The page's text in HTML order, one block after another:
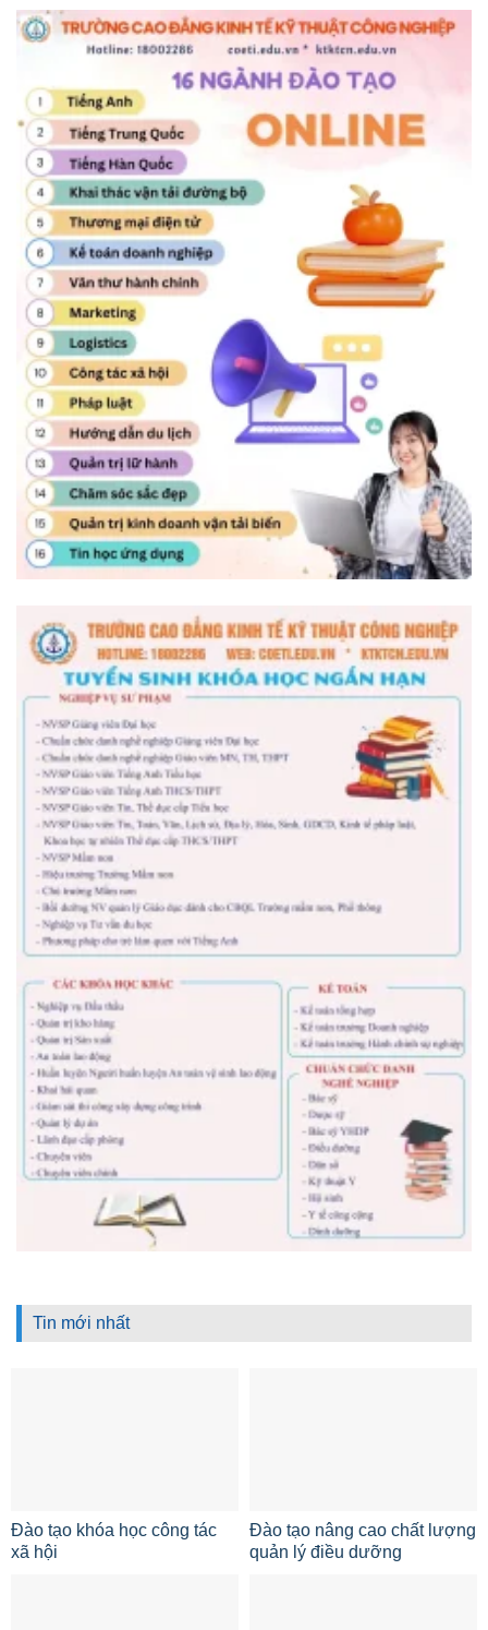
Tin mới nhất
Đào tạo khóa học công tác
xã hội
Đào tạo nâng cao chất lượng
quản lý điều dưỡng